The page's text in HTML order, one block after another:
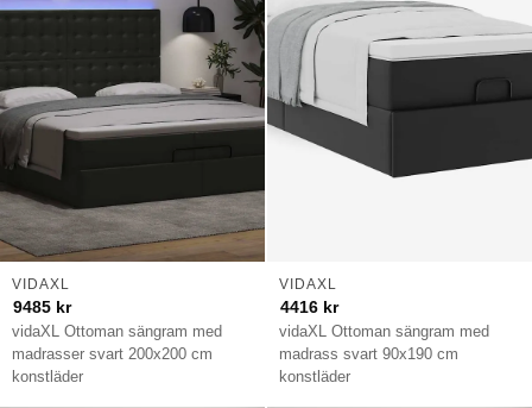
vidaXL Ottoman sängram med
madrasser svart 200x200 cm
konstläder
VIDAXL
9485 kr
vidaXL Ottoman sängram med
madrass svart 90x190 cm
konstläder
VIDAXL
4416 kr